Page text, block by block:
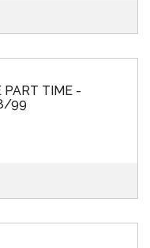
PART TIME -
99